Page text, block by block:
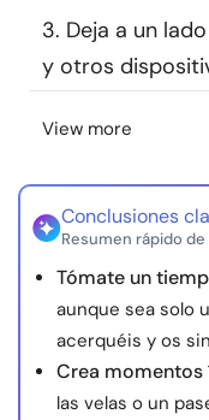
Idioma
nosotros
© Copyright
3. Deja a un
y otros
View more
Conclusiones
Resumen rápido
Tómate un
aunque sea solo
acerquéis y os
Crea
las velas o un